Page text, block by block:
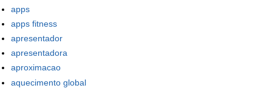
apps
apps fitness
apresentador
apresentadora
aproximacao
aquecimento global